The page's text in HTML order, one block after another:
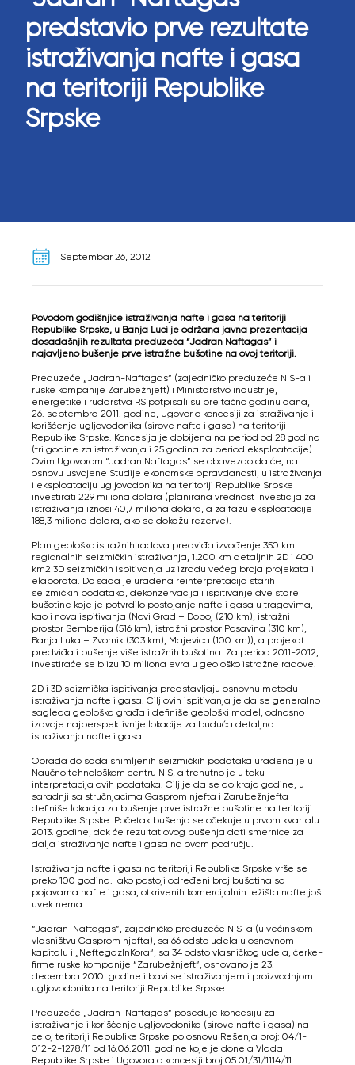
predstavio prve rezultate
istraživanja nafte i gasa
na teritoriji Republike
Srpske
Septembar 26, 2012
Povodom godišnjice istraživanja nafte i gasa na teritoriji
Republike Srpske, u Banja Luci je održana javna prezentacija
dosadašnjih rezultata preduzeća “Jadran Naftagas” i
najavljeno bušenje prve istražne bušotine na ovoj teritoriji.
Preduzeće „Jadran-Naftagas“ (zajedničko preduzeće NIS-a i
ruske kompanije Zarubežnjeft) i Ministarstvo industrije,
energetike i rudarstva RS potpisali su pre tačno godinu dana,
26. septembra 2011. godine, Ugovor o koncesiji za istraživanje i
korišćenje ugljovodonika (sirove nafte i gasa) na teritoriji
Republike Srpske. Koncesija je dobijena na period od 28 godina
(tri godine za istraživanja i 25 godina za period eksploatacije).
Ovim Ugovorom “Jadran Naftagas” se obavezao da će, na
osnovu usvojene Studije ekonomske opravdanosti, u istraživanja
i eksploataciju ugljovodonika na teritoriji Republike Srpske
investirati 229 miliona dolara (planirana vrednost investicija za
istraživanja iznosi 40,7 miliona dolara, a za fazu eksploatacije
188,3 miliona dolara, ako se dokažu rezerve).
Plan geološko istražnih radova predviđa izvođenje 350 km
regionalnih seizmičkih istraživanja, 1.200 km detaljnih 2D i 400
km2 3D seizmičkih ispitivanja uz izradu većeg broja projekata i
elaborata. Do sada je urađena reinterpretacija starih
seizmičkih podataka, dekonzervacija i ispitivanje dve stare
bušotine koje je potvrdilo postojanje nafte i gasa u tragovima,
kao i nova ispitivanja (Novi Grad – Doboj (210 km), istražni
prostor Semberija (516 km), istražni prostor Posavina (310 km),
Banja Luka – Zvornik (303 km), Majevica (100 km)), a projekat
predviđa i bušenje više istražnih bušotina. Za period 2011-2012,
investiraće se blizu 10 miliona evra u geološko istražne radove.
2D i 3D seizmička ispitivanja predstavljaju osnovnu metodu
istraživanja nafte i gasa. Cilj ovih ispitivanja je da se generalno
sagleda geološka građa i definiše geološki model, odnosno
izdvoje najperspektivnije lokacije za buduća detaljna
istraživanja nafte i gasa.
Obrada do sada snimljenih seizmičkih podataka urađena je u
Naučno tehnološkom centru NIS, a trenutno je u toku
interpretacija ovih podataka. Cilj je da se do kraja godine, u
saradnji sa stručnjacima Gasprom njefta i Zarubežnjefta
definiše lokacija za bušenje prve istražne bušotine na teritoriji
Republike Srpske. Početak bušenja se očekuje u prvom kvartalu
2013. godine, dok će rezultat ovog bušenja dati smernice za
dalja istraživanja nafte i gasa na ovom području.
Istraživanja nafte i gasa na teritoriji Republike Srpske vrše se
preko 100 godina. Iako postoji određeni broj bušotina sa
pojavama nafte i gasa, otkrivenih komercijalnih ležišta nafte još
uvek nema.
“Jadran-Naftagas”, zajedničko preduzeće NIS-a (u većinskom
vlasništvu Gasprom njefta), sa 66 odsto udela u osnovnom
kapitalu i „NeftegazInKora“, sa 34 odsto vlasničkog udela, ćerke-
firme ruske kompanije “Zarubežnjeft”, osnovano je 23.
decembra 2010. godine i bavi se istraživanjem i proizvodnjom
ugljovodonika na teritoriji Republike Srpske.
Preduzeće „Jadran-Naftagas“ poseduje koncesiju za
istraživanje i korišćenje ugljovodonika (sirove nafte i gasa) na
celoj teritoriji Republike Srpske po osnovu Rešenja broj: 04/1-
012-2-1278/11 od 16.06.2011. godine koje je donela Vlada
Republike Srpske i Ugovora o koncesiji broj 05.01/31/1114/11